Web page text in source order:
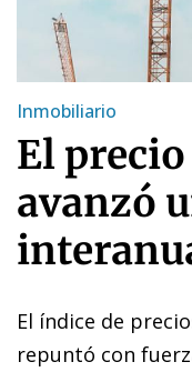
Inmobiliario
El
avanzó
El índice de
repuntó con